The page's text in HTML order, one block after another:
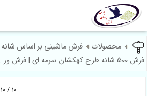
محصولات فرش ماشینی بر اساس شانه
فرش 500 شانه طرح کهکشان سرمه ای | فرش ور ...
10 / 10